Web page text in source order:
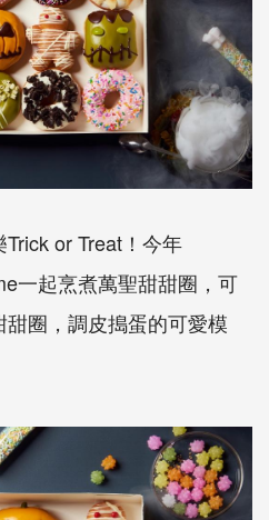
or Treat！今年
一起烹煮萬聖甜甜圈，可
圈，調皮搗蛋的可愛模